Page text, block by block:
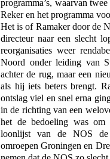
programma’s, waarvan
Reker en het programma
Het is of Ramaker door de
directeur naar een slecht
reorganisaties weer
Noord onder leiding van
achter de rug, maar een
als hij iets beters brengt.
ontslag viel en snel erna
in de richting van een
het de bedoeling was
loonlijst van de NOS de
omroepen Groningen en